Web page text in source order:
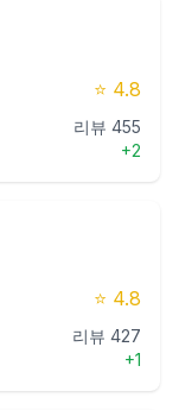
⭐ 4.8
리뷰 455
+2
⭐ 4.8
리뷰 427
+1